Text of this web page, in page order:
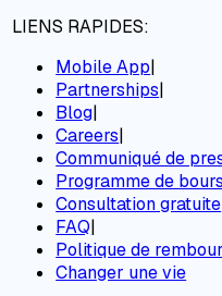
LIENS RAPIDES:
Mobile App|
Partnerships|
Blog|
Careers|
Communiqué de
Programme de
Consultation gratuite
FAQ|
Politique de
Changer une vie